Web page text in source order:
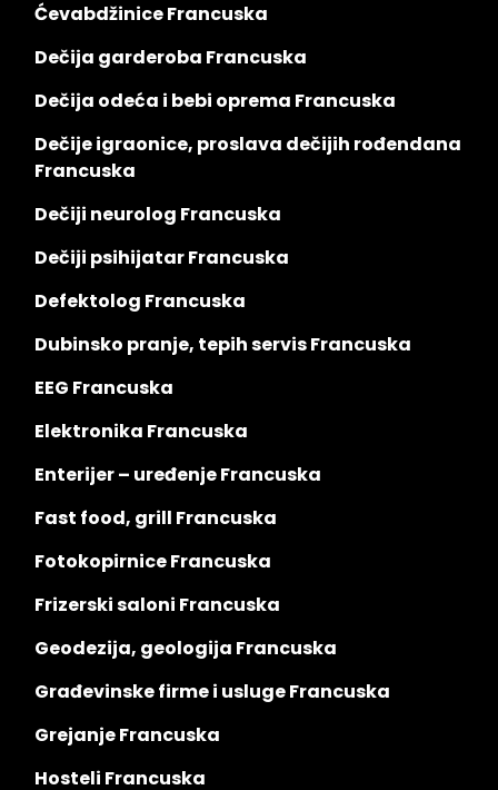
Ćevabdžinice Francuska
Dečija garderoba Francuska
Dečija odeća i bebi oprema Francuska
Dečije igraonice, proslava dečijih rođendana
Francuska
Dečiji neurolog Francuska
Dečiji psihijatar Francuska
Defektolog Francuska
Dubinsko pranje, tepih servis Francuska
EEG Francuska
Elektronika Francuska
Enterijer – uređenje Francuska
Fast food, grill Francuska
Fotokopirnice Francuska
Frizerski saloni Francuska
Geodezija, geologija Francuska
Građevinske firme i usluge Francuska
Grejanje Francuska
Hosteli Francuska